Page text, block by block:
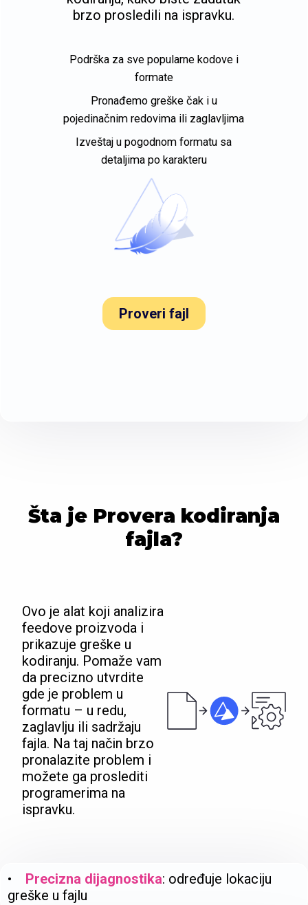
brzo prosledili na ispravku.
Podrška za sve popularne kodove i
formate
Pronađemo greške čak i u
pojedinačnim redovima ili zaglavljima
Izveštaj u pogodnom formatu sa
detaljima po karakteru
Proveri fajl
Šta je Provera kodiranja
fajla?
Ovo je alat koji analizira
feedove proizvoda i
prikazuje greške u
kodiranju. Pomaže vam
da precizno utvrdite
gde je problem u
formatu – u redu,
zaglavlju ili sadržaju
fajla. Na taj način brzo
pronalazite problem i
možete ga proslediti
programerima na
ispravku.
• Precizna dijagnostika: određuje lokaciju
greške u fajlu